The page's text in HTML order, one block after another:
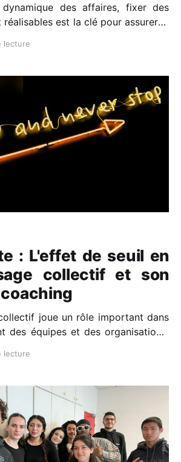
des affaires, fixer des
est la clé pour assurer le
— Spécifiques, Mesurables,
votre progression. Voici
lecture
: L'effet de seuil en
collectif et son
joue un rôle important dans
des équipes et des organisations.
qu'elles
lecture